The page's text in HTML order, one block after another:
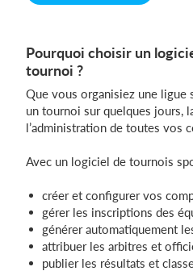
Pourquoi choisir un
tournoi ?
Que vous organisiez une ligue
un tournoi sur quelques jours,
l’administration de toutes vos
Avec un logiciel de tournois
créer et configurer vos
gérer les inscriptions des
générer automatiquement
attribuer les arbitres et
publier les résultats et